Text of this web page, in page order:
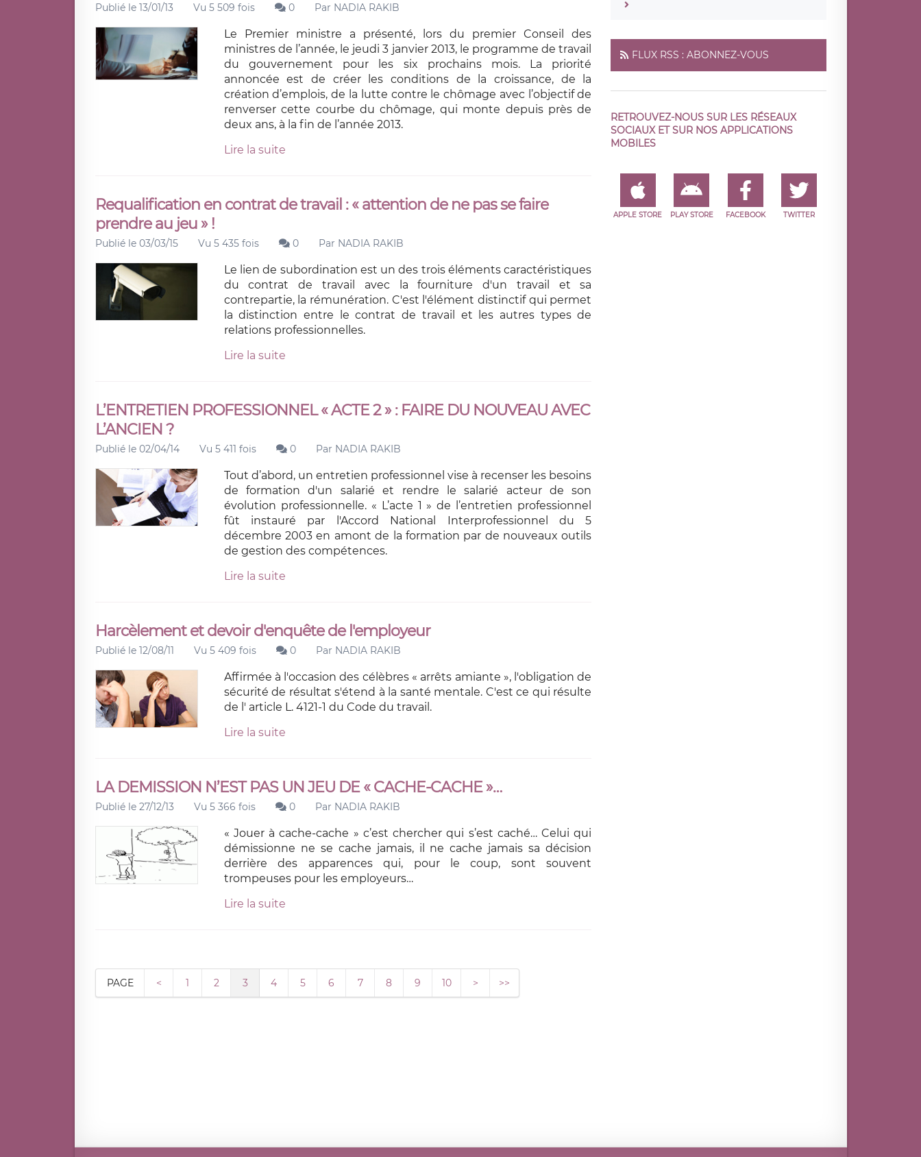
Publié le 13/01/13 Vu 5 509 fois 0 Par NADIA RAKIB
Le Premier ministre a présenté, lors du premier Conseil des
ministres de l’année, le jeudi 3 janvier 2013, le programme de travail
du gouvernement pour les six prochains mois. La priorité
annoncée est de créer les conditions de la croissance, de la
création d’emplois, de la lutte contre le chômage avec l’objectif de
renverser cette courbe du chômage, qui monte depuis près de
deux ans, à la fin de l’année 2013.
Lire la suite
Requalification en contrat de travail : « attention de ne pas se faire
prendre au jeu » !
Publié le 03/03/15 Vu 5 435 fois 0 Par NADIA RAKIB
Le lien de subordination est un des trois éléments caractéristiques
du contrat de travail avec la fourniture d'un travail et sa
contrepartie, la rémunération. C'est l'élément distinctif qui permet
la distinction entre le contrat de travail et les autres types de
relations professionnelles.
Lire la suite
L’ENTRETIEN PROFESSIONNEL « ACTE 2 » : FAIRE DU NOUVEAU AVEC
L’ANCIEN ?
Publié le 02/04/14 Vu 5 411 fois 0 Par NADIA RAKIB
Tout d’abord, un entretien professionnel vise à recenser les besoins
de formation d'un salarié et rendre le salarié acteur de son
évolution professionnelle. « L’acte 1 » de l’entretien professionnel
fût instauré par l'Accord National Interprofessionnel du 5
décembre 2003 en amont de la formation par de nouveaux outils
de gestion des compétences.
Lire la suite
Harcèlement et devoir d'enquête de l'employeur
Publié le 12/08/11 Vu 5 409 fois 0 Par NADIA RAKIB
Affirmée à l'occasion des célèbres « arrêts amiante », l'obligation de
sécurité de résultat s'étend à la santé mentale. C'est ce qui résulte
de l' article L. 4121-1 du Code du travail.
Lire la suite
LA DEMISSION N’EST PAS UN JEU DE « CACHE-CACHE »…
Publié le 27/12/13 Vu 5 366 fois 0 Par NADIA RAKIB
« Jouer à cache-cache » c’est chercher qui s’est caché… Celui qui
démissionne ne se cache jamais, il ne cache jamais sa décision
derrière des apparences qui, pour le coup, sont souvent
trompeuses pour les employeurs…
Lire la suite
PAGE < 1 2 3 4 5 6 7 8 9 10 > >>
FLUX RSS : ABONNEZ-VOUS
RETROUVEZ-NOUS SUR LES RÉSEAUX
SOCIAUX ET SUR NOS APPLICATIONS
MOBILES
APPLE STORE PLAY STORE FACEBOOK TWITTER